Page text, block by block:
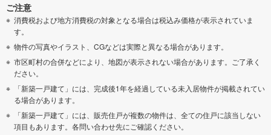
ご注意
消費税および地方消費税の対象となる場合は税込み価格が表示されていま
す。
物件の写真やイラスト、CGなどは実際と異なる場合があります。
市区町村の合併などにより、地図が表示されない場合があります。ご了承く
ださい。
「新築一戸建て」には、完成後1年を経過している未入居物件が掲載されてい
る場合があります。
「新築一戸建て」には、販売住戸が複数の物件は、全ての住戸に該当しない
項目もあります。各問い合わせ先にご確認ください。